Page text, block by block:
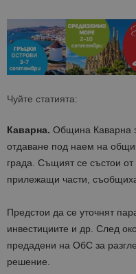
Чуйте статията:
Каварна. Община Каварна
отдаване под наем на
града. Същият се състои от
прилежащи части,
Предстои да се уточнят
инвестициите и др. След
предадени на ОбС за
решение.